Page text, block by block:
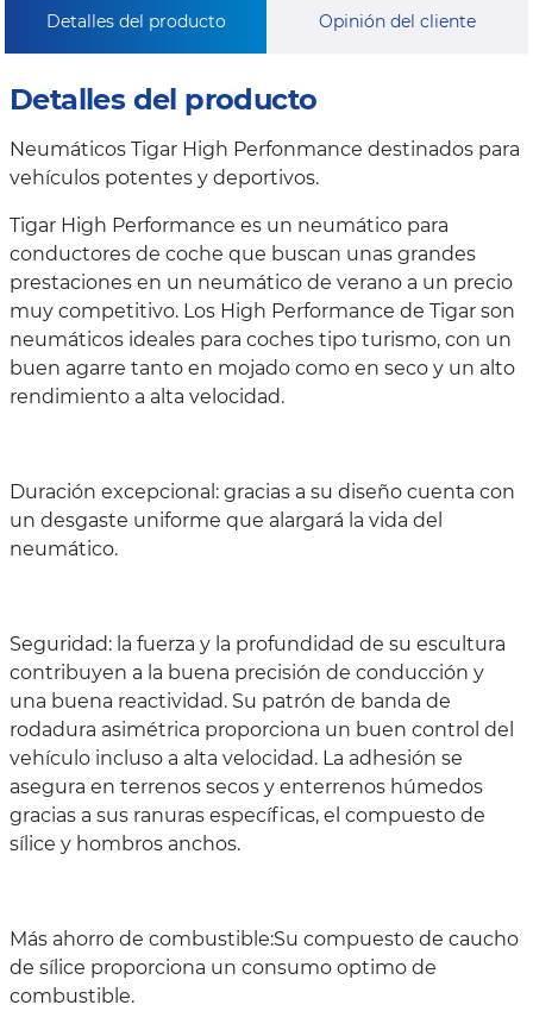
Detalles del producto Opinión del cliente
Detalles del producto
Neumáticos Tigar High Perfonmance destinados para
vehículos potentes y deportivos.
Tigar High Performance es un neumático para
conductores de coche que buscan unas grandes
prestaciones en un neumático de verano a un precio
muy competitivo. Los High Performance de Tigar son
neumáticos ideales para coches tipo turismo, con un
buen agarre tanto en mojado como en seco y un alto
rendimiento a alta velocidad.
Duración excepcional: gracias a su diseño cuenta con
un desgaste uniforme que alargará la vida del
neumático.
Seguridad: la fuerza y ​​la profundidad de su escultura
contribuyen a la buena precisión de conducción y
una buena reactividad. Su patrón de banda de
rodadura asimétrica proporciona un buen control del
vehículo incluso a alta velocidad. La adhesión se
asegura en terrenos secos y enterrenos húmedos
gracias a sus ranuras específicas, el compuesto de
sílice y hombros anchos.
Más ahorro de combustible:Su compuesto de caucho
de sílice proporciona un consumo optimo de
combustible.